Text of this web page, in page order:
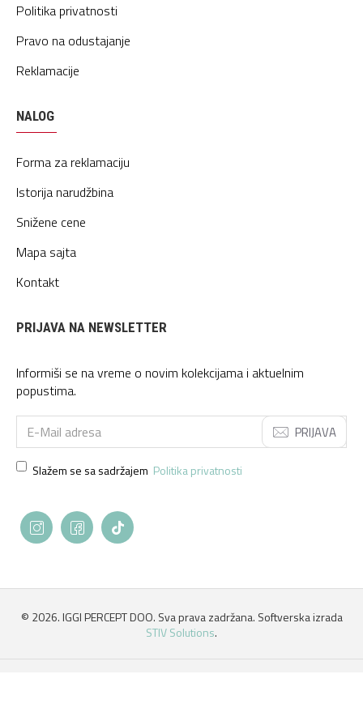
Politika privatnosti
Pravo na odustajanje
Reklamacije
NALOG
Forma za reklamaciju
Istorija narudžbina
Snižene cene
Mapa sajta
Kontakt
PRIJAVA NA NEWSLETTER
Informiši se na vreme o novim kolekcijama i aktuelnim
popustima.
PRIJAVA
Slažem se sa sadržajem Politika privatnosti
© 2026. IGGI PERCEPT DOO. Sva prava zadržana. Softverska izrada
STIV Solutions.